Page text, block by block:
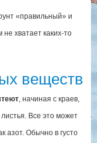
«правильный» и
хватает каких-то
веществ
, начиная с краев,
Все это может
азот. Обычно в густо